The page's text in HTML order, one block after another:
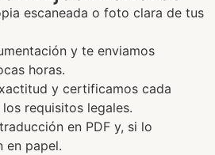
escaneada o foto clara de tus
y te enviamos
horas.
y certificamos cada
requisitos legales.
en PDF y, si lo
en papel.